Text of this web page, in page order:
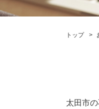
トップ
太田市